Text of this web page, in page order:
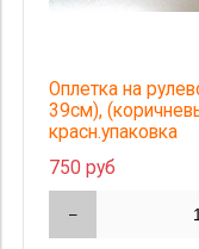
Оплетка на
39см),
красн.упаковка
750 руб